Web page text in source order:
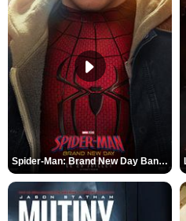
Spider-Man: Brand New Day Bande-annonce VO STFR